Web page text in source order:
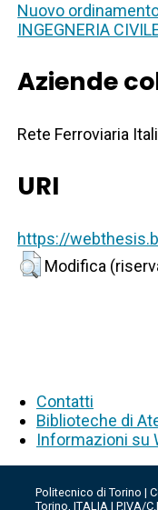
Nuovo
INGEGNERIA
Aziende
Rete Ferroviaria
URI
https://
Modifica
Contatti
Biblioteche di
Informazioni su
Politecnico di Torino |
Torino, ITALIA | P.IVA/